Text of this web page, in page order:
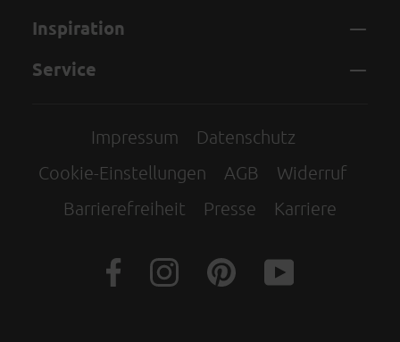
Inspiration
Service
Impressum
Datenschutz
Cookie-Einstellungen
AGB
Widerruf
Barrierefreiheit
Presse Karriere